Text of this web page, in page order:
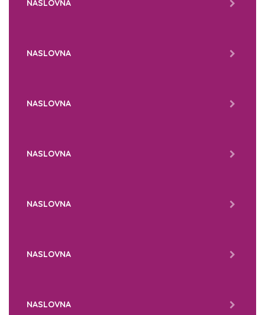
NASLOVNA
NASLOVNA
NASLOVNA
NASLOVNA
NASLOVNA
NASLOVNA
NASLOVNA